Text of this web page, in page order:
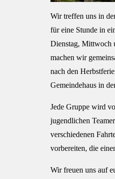
Wir treffen uns in
für eine Stunde in
Dienstag, Mittwoch
machen wir
nach den
Gemeindehaus in
Jede Gruppe wird
jugendlichen
verschiedenen
vorbereiten, die
Wir freuen uns auf